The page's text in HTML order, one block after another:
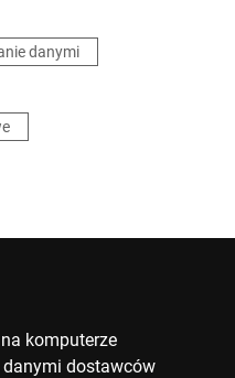
danymi
komputerze
danymi dostawców